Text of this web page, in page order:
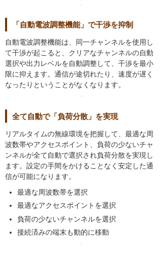
「自動電波調整機能」で干渉を抑制
自動電波調整機能は、同一チャンネルを使用し
て干渉が起こると、クリアなチャンネルの自動
選択や出力レベルを自動調整して、干渉を最小
限に抑えます。通信が途切れたり、速度が遅く
なったりということがなくなります。
全て自動で「負荷分散」を実現
リアルタイムの無線環境を把握して、最適な周
波数帯やアクセスポイント、負荷の少ないチャ
ンネルが全て自動で選択され負荷分散を実現し
ます。設定の手間をかけることなく安定した通
信が可能になります。
最適な周波数帯を選択
最適なアクセスポイントを選択
負荷の少ないチャンネルを選択
接続済みの端末も動的に移動